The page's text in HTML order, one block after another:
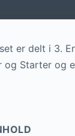
er delt i 3.
og Starter og